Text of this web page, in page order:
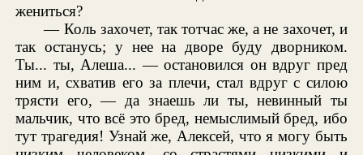
жениться?
— Коль захочет, так тотчас же, а не захочет, и
так останусь; у нее на дворе буду дворником.
Ты... ты, Алеша... — остановился он вдруг пред
ним и, схватив его за плечи, стал вдруг с силою
трясти его, — да знаешь ли ты, невинный ты
мальчик, что всё это бред, немыслимый бред, ибо
тут трагедия! Узнай же, Алексей, что я могу быть